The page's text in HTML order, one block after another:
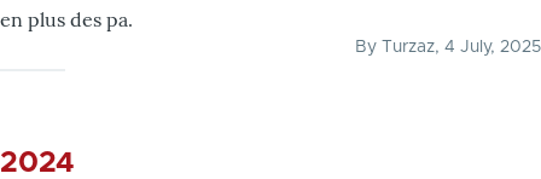
en plus des pa.
By Turzaz, 4 July, 2025
2024